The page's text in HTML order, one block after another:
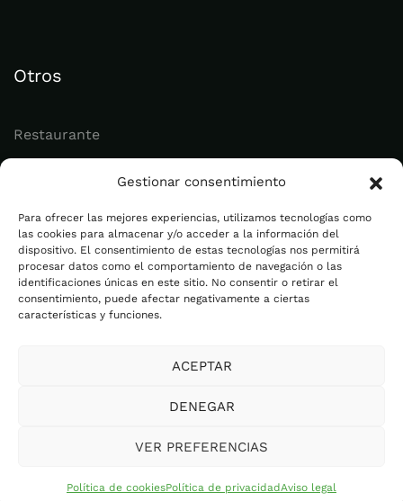
Gestionar consentimiento
Para ofrecer las mejores experiencias, utilizamos tecnologías como
las cookies para almacenar y/o acceder a la información del
dispositivo. El consentimiento de estas tecnologías nos permitirá
procesar datos como el comportamiento de navegación o las
identificaciones únicas en este sitio. No consentir o retirar el
consentimiento, puede afectar negativamente a ciertas
características y funciones.
ACEPTAR
DENEGAR
VER PREFERENCIAS
Política de cookiesPolítica de privacidadAviso legal
Otros
Restaurante
Legal
Aviso legal